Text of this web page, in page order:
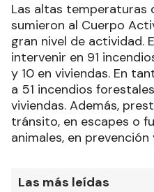
Las altas temperaturas
sumieron al Cuerpo
gran nivel de actividad.
intervenir en 91
y 10 en viviendas. En
a 51 incendios
viviendas. Además,
tránsito, en escapes o
animales, en
Las más leídas